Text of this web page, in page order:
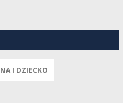
I DZIECKO